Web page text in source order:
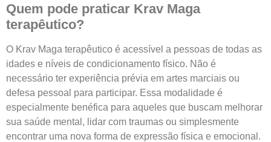
Quem pode praticar Krav Maga
terapêutico?
O Krav Maga terapêutico é acessível a pessoas de todas as
idades e níveis de condicionamento físico. Não é
necessário ter experiência prévia em artes marciais ou
defesa pessoal para participar. Essa modalidade é
especialmente benéfica para aqueles que buscam melhorar
sua saúde mental, lidar com traumas ou simplesmente
encontrar uma nova forma de expressão física e emocional.